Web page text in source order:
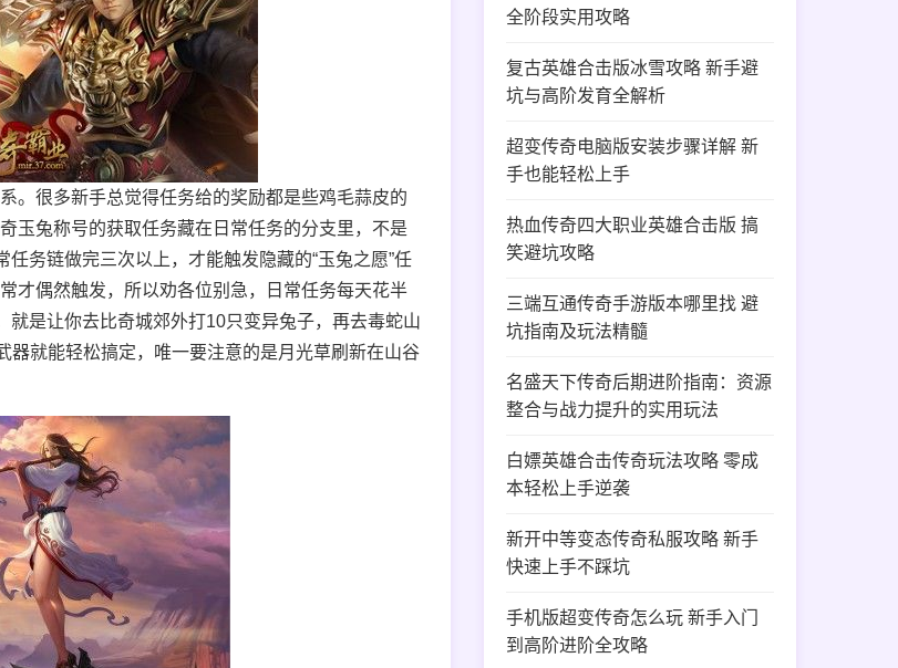
。很多新手总觉得任务给的奖励都是些鸡毛蒜皮的
玉兔称号的获取任务藏在日常任务的分支里，不是
务链做完三次以上，才能触发隐藏的“玉兔之愿”任
才偶然触发，所以劝各位别急，日常任务每天花半
就是让你去比奇城郊外打10只变异兔子，再去毒蛇山
就能轻松搞定，唯一要注意的是月光草刷新在山谷
全阶段实用攻略
复古英雄合击版冰雪攻略 新手避
坑与高阶发育全解析
超变传奇电脑版安装步骤详解 新
手也能轻松上手
热血传奇四大职业英雄合击版 搞
笑避坑攻略
三端互通传奇手游版本哪里找 避
坑指南及玩法精髓
名盛天下传奇后期进阶指南：资源
整合与战力提升的实用玩法
白嫖英雄合击传奇玩法攻略 零成
本轻松上手逆袭
新开中等变态传奇私服攻略 新手
快速上手不踩坑
手机版超变传奇怎么玩 新手入门
到高阶进阶全攻略